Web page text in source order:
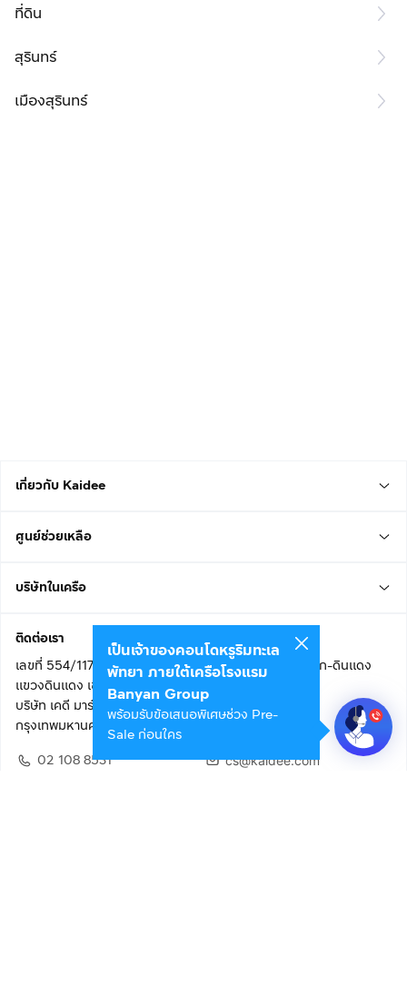
ที่ดิน
สุรินทร์
เมืองสุรินทร์
เกี่ยวกับ Kaidee
ศูนย์ช่วยเหลือ
บริษัทในเครือ
ติดต่อเรา
เลขที่ 554/117 อาคารสกายไนน์ เซ็นเตอร์ ชั้น 22 ถนนอโศก-ดินแดง
แขวงดินแดง เขตดินแดง
บริษัท เคดี มาร์เก็ตเพลส จำกัด (สำนักงานใหญ่)
กรุงเทพมหานคร 10400
02 108 8531
cs@kaidee.com
เป็นเจ้าของคอนโดหรูริมทะเล
พัทยา ภายใต้เครือโรงแรม
Banyan Group
พร้อมรับข้อเสนอพิเศษช่วง Pre-
Sale ก่อนใคร